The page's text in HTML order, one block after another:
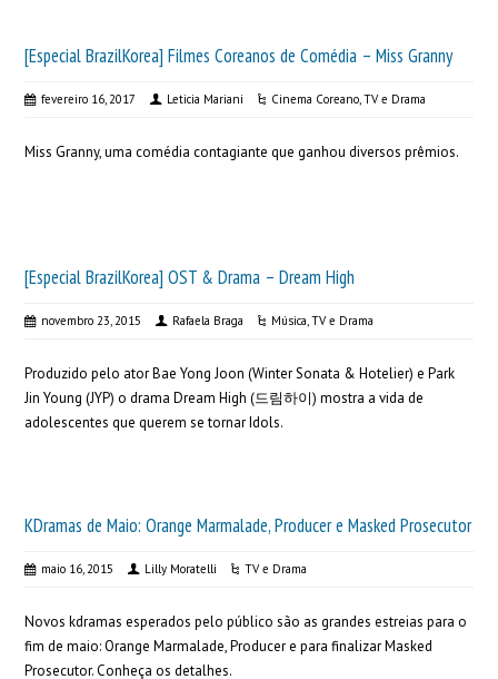
[Especial BrazilKorea] Filmes Coreanos de Comédia – Miss Granny
fevereiro 16, 2017 Leticia Mariani Cinema Coreano,TV e Drama
Miss Granny, uma comédia contagiante que ganhou diversos prêmios.
[Especial BrazilKorea] OST & Drama – Dream High
novembro 23, 2015 Rafaela Braga Música,TV e Drama
Produzido pelo ator Bae Yong Joon (Winter Sonata & Hotelier) e Park
Jin Young (JYP) o drama Dream High (드림하이) mostra a vida de
adolescentes que querem se tornar Idols.
KDramas de Maio: Orange Marmalade, Producer e Masked Prosecutor
maio 16, 2015 Lilly Moratelli TV e Drama
Novos kdramas esperados pelo público são as grandes estreias para o
fim de maio: Orange Marmalade, Producer e para finalizar Masked
Prosecutor. Conheça os detalhes.